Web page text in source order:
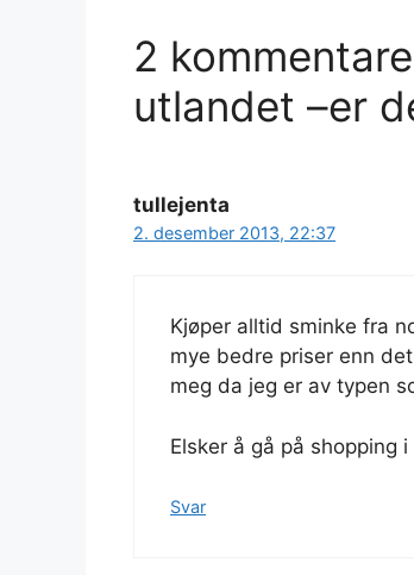
2
utlandet –er
tullejenta
2. desember 2013, 22:37
Kjøper alltid sminke fra
mye bedre priser enn
meg da jeg er av typen
Elsker å gå på shopping
Svar